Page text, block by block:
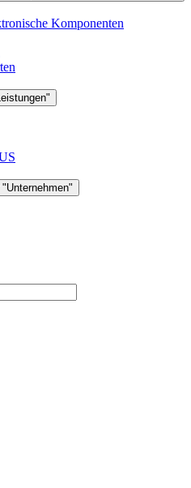
Komponenten